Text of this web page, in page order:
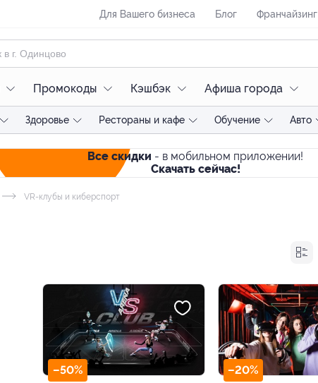
Для Вашего бизнеса Блог Франчайзинг
Промокоды Кэшбэк Афиша города
Здоровье Рестораны и кафе Обучение Авто
Все скидки - в мобильном приложении!
Скачать сейчас!
VR-клубы и киберспорт
–50% –20%